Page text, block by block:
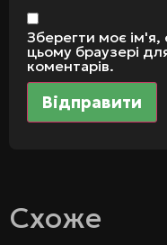
Зберегти моє ім'я,
цьому браузері
коментарів.
Схоже